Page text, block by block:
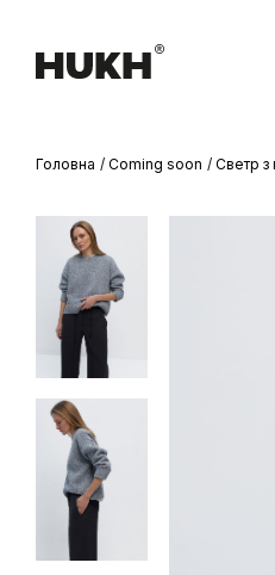
Головна Coming soon Светр з